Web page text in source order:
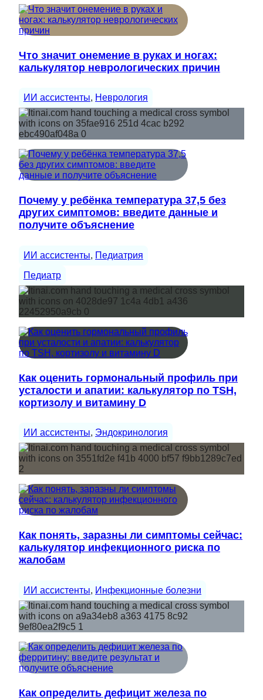
Что значит онемение в руках и ногах:
калькулятор неврологических причин
ИИ ассистенты, Неврология
Почему у ребёнка температура 37,5 без
других симптомов: введите данные и
получите объяснение
ИИ ассистенты, Педиатрия
Педиатр
Как оценить гормональный профиль при
усталости и апатии: калькулятор по TSH,
кортизолу и витамину D
ИИ ассистенты, Эндокринология
Как понять, заразны ли симптомы сейчас:
калькулятор инфекционного риска по
жалобам
ИИ ассистенты, Инфекционные болезни
Как определить дефицит железа по